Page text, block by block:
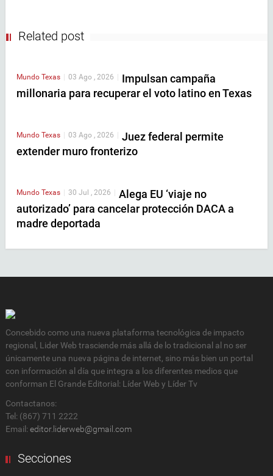
Related post
Mundo Texas 03 Ago , 2026
Impulsan campaña
millonaria para recuperar el voto latino en Texas
Mundo Texas | 03 Ago , 2026 | Juez federal permite
extender muro fronterizo
Mundo Texas 30 Jul , 2026
Alega EU ‘viaje no
autorizado’ para cancelar protección DACA a
madre deportada
Concebido como una nueva plataforma tecnológica de impacto
regional, Lider Web trasciende más allá de lo tradicional al no ser
únicamente una nueva página de internet, sino más bien un portal
con información al día que integra a los diferentes medios que
conforman El Grande Editorial: Líder Web y Líder Tv
Contactanos:
Tel: (867) 711 2222
Email: editor.liderweb@gmail.com
Secciones